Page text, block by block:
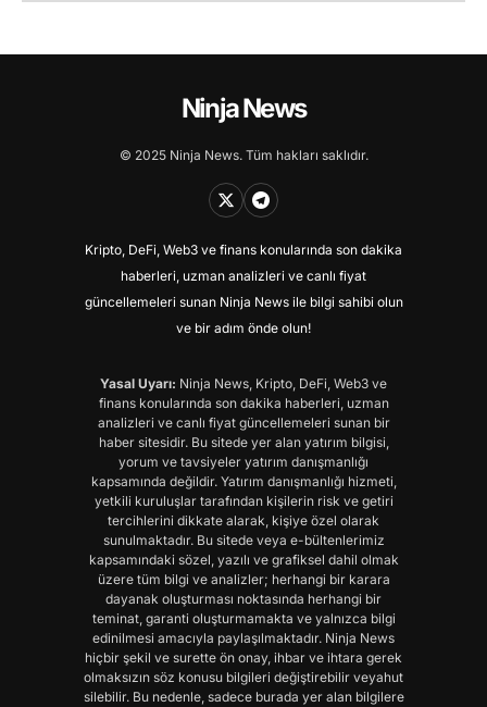
Ninja News
© 2025 Ninja News. Tüm hakları saklıdır.
Kripto, DeFi, Web3 ve finans konularında son dakika
haberleri, uzman analizleri ve canlı fiyat
güncellemeleri sunan Ninja News ile bilgi sahibi olun
ve bir adım önde olun!
Yasal Uyarı: Ninja News, Kripto, DeFi, Web3 ve
finans konularında son dakika haberleri, uzman
analizleri ve canlı fiyat güncellemeleri sunan bir
haber sitesidir. Bu sitede yer alan yatırım bilgisi,
yorum ve tavsiyeler yatırım danışmanlığı
kapsamında değildir. Yatırım danışmanlığı hizmeti,
yetkili kuruluşlar tarafından kişilerin risk ve getiri
tercihlerini dikkate alarak, kişiye özel olarak
sunulmaktadır. Bu sitede veya e-bültenlerimiz
kapsamındaki sözel, yazılı ve grafiksel dahil olmak
üzere tüm bilgi ve analizler; herhangi bir karara
dayanak oluşturması noktasında herhangi bir
teminat, garanti oluşturmamakta ve yalnızca bilgi
edinilmesi amacıyla paylaşılmaktadır. Ninja News
hiçbir şekil ve surette ön onay, ihbar ve ihtara gerek
olmaksızın söz konusu bilgileri değiştirebilir veyahut
silebilir. Bu nedenle, sadece burada yer alan bilgilere